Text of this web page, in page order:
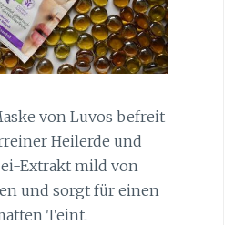
von Luvos befreit
Heilerde und
Extrakt mild von
und sorgt für einen
Teint.